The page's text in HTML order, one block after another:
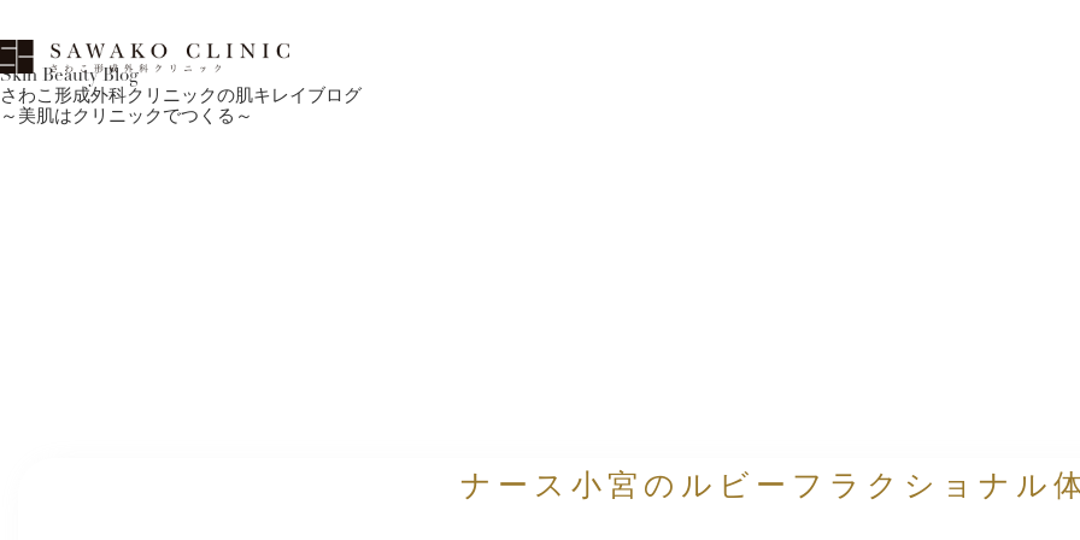
Skin Beauty Blog
さわこ形成外科クリニックの肌キレイブログ
～美肌はクリニックでつくる～
ナース小宮のルビーフラクショナル